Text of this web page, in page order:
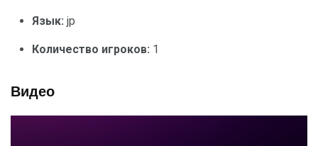
Язык: jp
Количество игроков: 1
Видео